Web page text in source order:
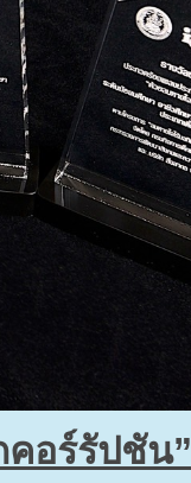
คอร์รัปชัน”